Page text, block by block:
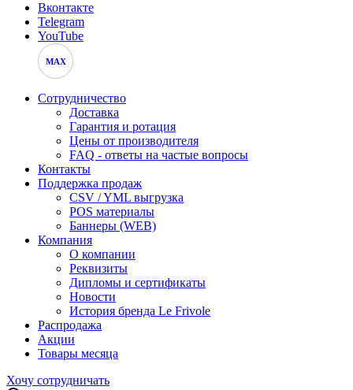
Вконтакте
Telegram
YouTube
MAX
Сотрудничество
Доставка
Гарантия и ротация
Цены от производителя
FAQ - ответы на частые вопросы
Контакты
Поддержка продаж
CSV / YML выгрузка
POS материалы
Баннеры (WEB)
Компания
О компании
Реквизиты
Дипломы и сертификаты
Новости
История бренда Le Frivole
Распродажа
Акции
Товары месяца
Хочу сотрудничать